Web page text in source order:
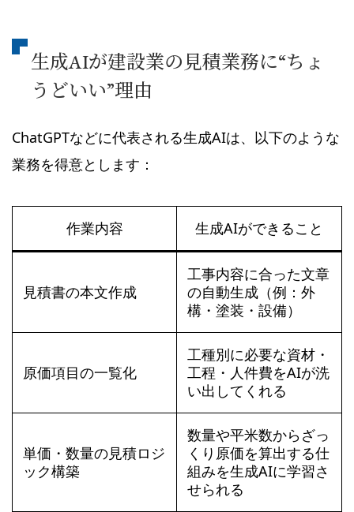
生成AIが建設業の見積業務に“ちょ
うどいい”理由
ChatGPTなどに代表される生成AIは、以下のような
業務を得意とします：
作業内容 生成AIができること
見積書の本文作成
工事内容に合った文章
の自動生成（例：外
構・塗装・設備）
原価項目の一覧化
工種別に必要な資材・
工程・人件費をAIが洗
い出してくれる
単価・数量の見積ロジ
ック構築
数量や平米数からざっ
くり原価を算出する仕
組みを生成AIに学習さ
せられる